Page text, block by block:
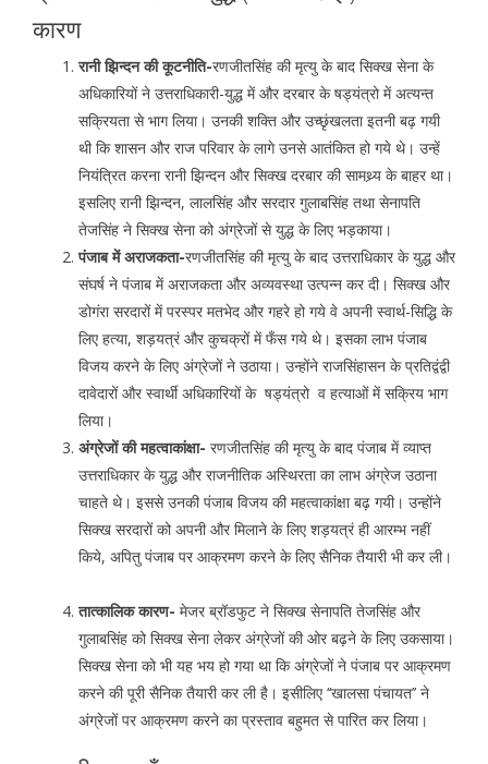
कारण
रानी झिन्दन की कूटनीति-रणजीतसिंह की मृत्यु के बाद सिक्ख सेना के
अधिकारियों ने उत्तराधिकारी-युद्ध में और दरबार के षड्यंत्रो में अत्यन्त
सक्रियता से भाग लिया। उनकी शक्ति और उच्छृंखलता इतनी बढ़ गयी
थी कि शासन और राज परिवार के लागे उनसे आतंकित हो गये थे। उन्हें
नियंत्रित करना रानी झिन्दन और सिक्ख दरबार की सामथ्र्य के बाहर था।
इसलिए रानी झिन्दन, लालसिंह और सरदार गुलाबसिंह तथा सेनापति
तेजसिंह ने सिक्ख सेना को अंग्रेजों से युद्ध के लिए भड़काया।
पंजाब में अराजकता-रणजीतसिंह की मृत्यु के बाद उत्तराधिकार के युद्ध और
संघर्ष ने पंजाब में अराजकता और अव्यवस्था उत्पन्न कर दी। सिक्ख और
डोगंरा सरदारों में परस्पर मतभेद और गहरे हो गये वे अपनी स्वार्थ-सिद्धि के
लिए हत्या, शड़यत्रं और कुचक्रों में फँस गये थे। इसका लाभ पंजाब
विजय करने के लिए अंग्रेजों ने उठाया। उन्होंने राजसिंहासन के प्रतिद्वंद्वी
दावेदारों और स्वार्थी अधिकारियों के षड्यंत्रो व हत्याओं में सक्रिय भाग
लिया।
अंग्रेजों की महत्वाकांक्षा- रणजीतसिंह की मृत्यु के बाद पंजाब में व्याप्त
उत्तराधिकार के युद्ध और राजनीतिक अस्थिरता का लाभ अंग्रेज उठाना
चाहते थे। इससे उनकी पंजाब विजय की महत्वाकांक्षा बढ़ गयी। उन्होंने
सिक्ख सरदारों को अपनी और मिलाने के लिए शड़यत्रं ही आरम्भ नहीं
किये, अपितु पंजाब पर आक्रमण करने के लिए सैनिक तैयारी भी कर ली।
तात्कालिक कारण- मेजर ब्रॉडफुट ने सिक्ख सेनापति तेजसिंह और
गुलाबसिंह को सिक्ख सेना लेकर अंग्रेजों की ओर बढ़ने के लिए उकसाया।
सिक्ख सेना को भी यह भय हो गया था कि अंग्रेजों ने पंजाब पर आक्रमण
करने की पूरी सैनिक तैयारी कर ली है। इसीलिए ‘‘खालसा पंचायत’’ ने
अंग्रेजों पर आक्रमण करने का प्रस्ताव बहुमत से पारित कर लिया।